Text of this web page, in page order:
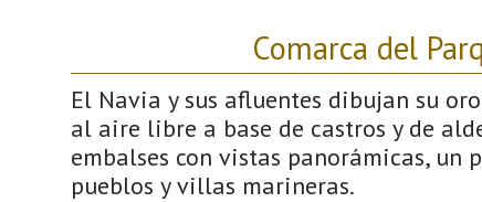
Comarca del
El Navia y sus afluentes dibujan su
al aire libre a base de castros y de
embalses con vistas panorámicas,
pueblos y villas marineras.